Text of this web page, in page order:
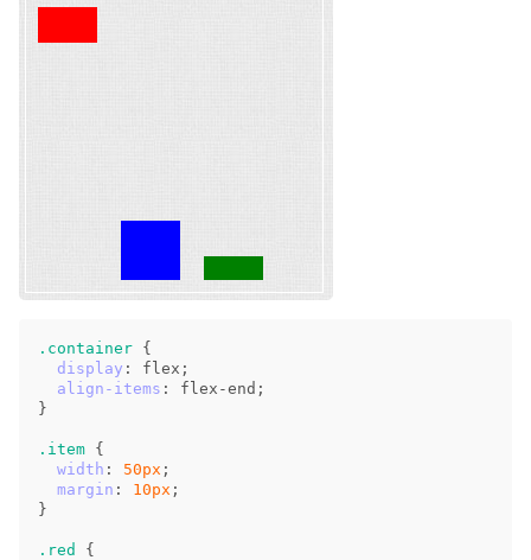
.container {
display : flex ;
align-items : flex-end ;
}
.item {
width : 50px ;
margin : 10px ;
}
.red
{